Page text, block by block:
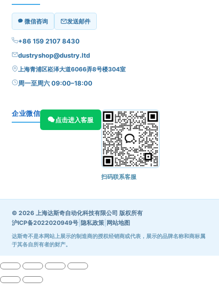
微信咨询 发送邮件
+86 159 2107 8430
dustryshop@dustry.ltd
上海青浦区崧泽大道6066弄8号楼304室
周一至周六 09:00–18:00
企业微信
点击进入客服
扫码联系客服
© 2026 上海达斯奇自动化科技有限公司 版权所有
沪ICP备2022020949号 隐私政策 网站地图
达斯奇不是本网站上展示的制造商的授权经销商或代表，展示的品牌名称和商标属
于其各自所有者的财产。